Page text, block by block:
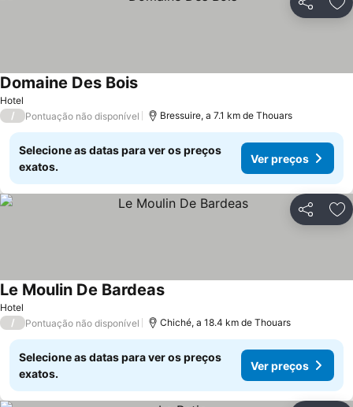
Partilhar
Hotel
Domaine Des BoisVer preços
/ Pontuação não disponível Bressuire, a 7.1 km de Thouars
Selecione as datas para ver os preços
exatos.
Ver preços
Partilhar
Hotel
Le Moulin De BardeasVer preços
/ Pontuação não disponível Chiché, a 18.4 km de Thouars
Selecione as datas para ver os preços
exatos.
Ver preços